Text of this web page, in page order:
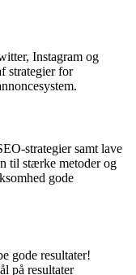
Instagram og
strategier for
strategier samt lave
til stærke metoder og
gode
gode resultater!
på resultater​